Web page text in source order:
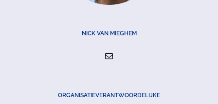
NICK VAN MIEGHEM
ORGANISATIEVERANTWOORDELIJKE